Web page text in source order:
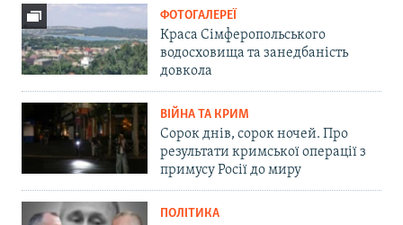
ФОТОГАЛЕРЕЇ
Краса Сімферопольського
водосховища та занедбаність
довкола
ВІЙНА ТА КРИМ
Сорок днів, сорок ночей. Про
результати кримської операції з
примусу Росії до миру
ПОЛІТИКА